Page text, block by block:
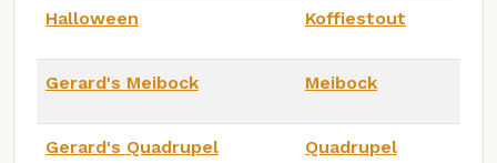
Halloween Koffiestout
Gerard's Meibock Meibock
Gerard's Quadrupel Quadrupel